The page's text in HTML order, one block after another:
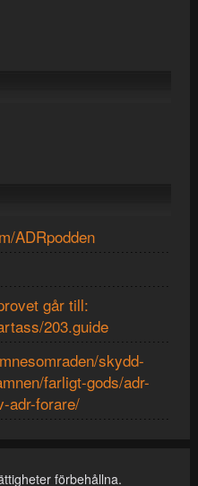
ADRpodden
går till:
203.guide
skydd-
farligt-gods/adr-
adr-forare/
förbehållna.